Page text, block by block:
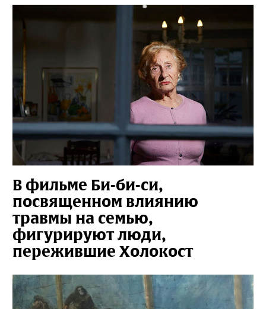
В фильме Би-би-си,
посвященном влиянию
травмы на семью,
фигурируют люди,
пережившие Холокост